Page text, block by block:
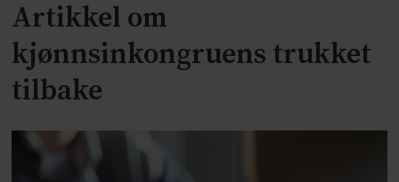
Artikkel om
kjønnsinkongruens trukket
tilbake